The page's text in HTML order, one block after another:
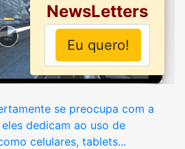
se preocupa com a
dedicam ao uso de
celulares, tablets...
NewsLetters